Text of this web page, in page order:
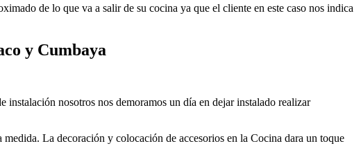
de lo que va a salir de su cocina ya que el cliente en este caso nos indica
y Cumbaya
nosotros nos demoramos un día en dejar instalado realizar
La decoración y colocación de accesorios en la Cocina dara un toque